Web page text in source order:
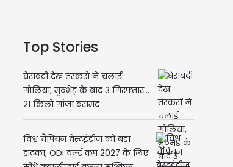
Top Stories
घेराबंदी देख तस्करों ने चलाई
गोलियां, मुठभेड़ के बाद 3 गिरफ्तार...
21 किलो गांजा बरामद
विश्व चैंपियन वेस्टइंडीज को बड़ा
झटका, ODI वर्ल्ड कप 2027 के लिए